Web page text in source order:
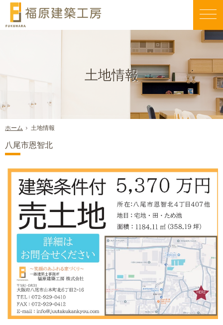
土地情報
親切丁寧な仕事が評判です。毎日早く帰りたくなる家づくりを行う当社にお任せください。
新築一戸建て・工務店・屋上庭園（大阪八尾市）なら福原建築工房のエコスハウス
ホーム 土地情報
八尾市恩智北